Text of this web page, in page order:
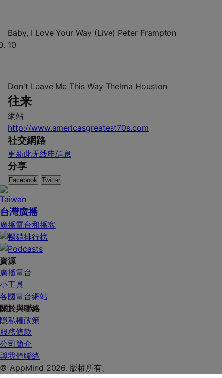
Baby, I Love Your Way (Live) Peter Frampton
10
Don't Leave Me This Way Thelma Houston
往来
網站
http://www.americasgreatest70s.com
社交網路
更新此无线电信息
分享
Facebook Twitter
台灣廣播
廣播電台和播客
資源
廣播電台
小工具
各國電台網站
關於與聯絡
隱私權政策
服務條款
公司簡介
與我們聯絡
© AppMind 2026. 版權所有。